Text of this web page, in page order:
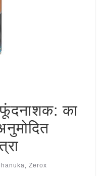
का
, Zerox